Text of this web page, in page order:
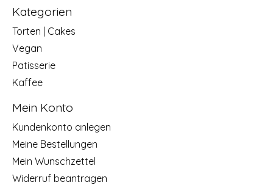
Kategorien
Torten | Cakes
Vegan
Patisserie
Kaffee
Mein Konto
Kundenkonto anlegen
Meine Bestellungen
Mein Wunschzettel
Widerruf beantragen